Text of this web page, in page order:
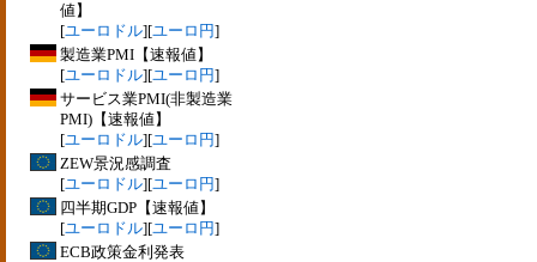
値】
[ユーロドル][ユーロ円]
製造業PMI【速報値】
[ユーロドル][ユーロ円]
サービス業PMI(非製造業
PMI)【速報値】
[ユーロドル][ユーロ円]
ZEW景況感調査
[ユーロドル][ユーロ円]
四半期GDP【速報値】
[ユーロドル][ユーロ円]
ECB政策金利発表